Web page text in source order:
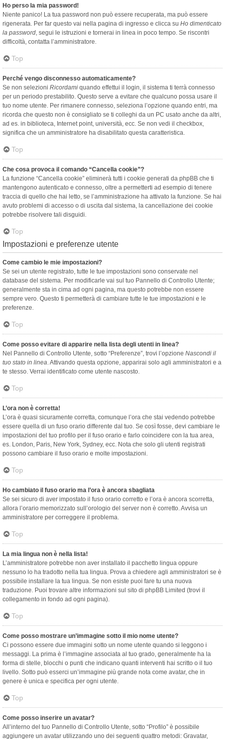
Ho perso la mia password!
Niente panico! La tua password non può essere recuperata, ma può essere
rigenerata. Per far questo vai nella pagina di ingresso e clicca su Ho dimenticato
la password, segui le istruzioni e tornerai in linea in poco tempo. Se riscontri
difficoltà, contatta l’amministratore.
Top
Perché vengo disconnesso automaticamente?
Se non selezioni Ricordami quando effettui il login, il sistema ti terrà connesso
per un periodo prestabilito. Questo serve a evitare che qualcuno possa usare il
tuo nome utente. Per rimanere connesso, seleziona l’opzione quando entri, ma
ricorda che questo non è consigliato se ti colleghi da un PC usato anche da altri,
ad es. in biblioteca, Internet point, università, ecc. Se non vedi il checkbox,
significa che un amministratore ha disabilitato questa caratteristica.
Top
Che cosa provoca il comando “Cancella cookie”?
La funzione “Cancella cookie” eliminerà tutti i cookie generati da phpBB che ti
mantengono autenticato e connesso, oltre a permetterti ad esempio di tenere
traccia di quello che hai letto, se l’amministrazione ha attivato la funzione. Se hai
avuto problemi di accesso o di uscita dal sistema, la cancellazione dei cookie
potrebbe risolvere tali disguidi.
Top
Impostazioni e preferenze utente
Come cambio le mie impostazioni?
Se sei un utente registrato, tutte le tue impostazioni sono conservate nel
database del sistema. Per modificarle vai sul tuo Pannello di Controllo Utente;
generalmente sta in cima ad ogni pagina, ma questo potrebbe non essere
sempre vero. Questo ti permetterà di cambiare tutte le tue impostazioni e le
preferenze.
Top
Come posso evitare di apparire nella lista degli utenti in linea?
Nel Pannello di Controllo Utente, sotto “Preferenze”, trovi l’opzione Nascondi il
tuo stato in linea. Attivando questa opzione, apparirai solo agli amministratori e a
te stesso. Verrai identificato come utente nascosto.
Top
L’ora non è corretta!
L’ora è quasi sicuramente corretta, comunque l’ora che stai vedendo potrebbe
essere quella di un fuso orario differente dal tuo. Se così fosse, devi cambiare le
impostazioni del tuo profilo per il fuso orario e farlo coincidere con la tua area,
es. London, Paris, New York, Sydney, ecc. Nota che solo gli utenti registrati
possono cambiare il fuso orario e molte impostazioni.
Top
Ho cambiato il fuso orario ma l’ora è ancora sbagliata
Se sei sicuro di aver impostato il fuso orario corretto e l’ora è ancora scorretta,
allora l’orario memorizzato sull’orologio del server non è corretto. Avvisa un
amministratore per correggere il problema.
Top
La mia lingua non è nella lista!
L’amministratore potrebbe non aver installato il pacchetto lingua oppure
nessuno lo ha tradotto nella tua lingua. Prova a chiedere agli amministratori se è
possibile installare la tua lingua. Se non esiste puoi fare tu una nuova
traduzione. Puoi trovare altre informazioni sul sito di phpBB Limited (trovi il
collegamento in fondo ad ogni pagina).
Top
Come posso mostrare un’immagine sotto il mio nome utente?
Ci possono essere due immagini sotto un nome utente quando si leggono i
messaggi. La prima è l’immagine associata al tuo grado, generalmente ha la
forma di stelle, blocchi o punti che indicano quanti interventi hai scritto o il tuo
livello. Sotto può esserci un’immagine più grande nota come avatar, che in
genere è unica e specifica per ogni utente.
Top
Come posso inserire un avatar?
All’interno del tuo Pannello di Controllo Utente, sotto “Profilo” è possibile
aggiungere un avatar utilizzando uno dei seguenti quattro metodi: Gravatar,